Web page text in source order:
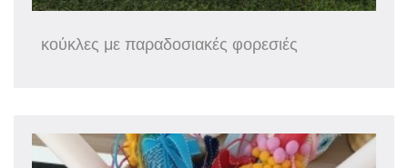
κούκλες με παραδοσιακές φορεσιές